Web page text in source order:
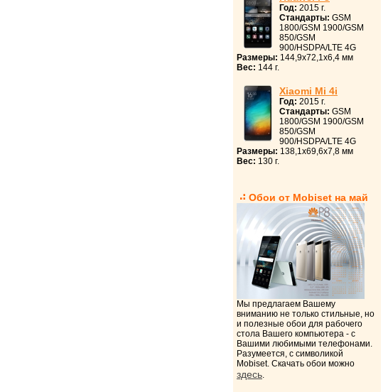
Год: 2015 г.
Стандарты: GSM
1800/GSM 1900/GSM
850/GSM
900/HSDPA/LTE 4G
Размеры: 144,9x72,1x6,4 мм
Вес: 144 г.
Xiaomi Mi 4i
Год: 2015 г.
Стандарты: GSM
1800/GSM 1900/GSM
850/GSM
900/HSDPA/LTE 4G
Размеры: 138,1x69,6x7,8 мм
Вес: 130 г.
Обои от Mobiset на май
Мы предлагаем Вашему
вниманию не только стильные, но
и полезные обои для рабочего
стола Вашего компьютера - с
Вашими любимыми телефонами.
Разумеется, с символикой
Mobiset. Скачать обои можно
здесь.